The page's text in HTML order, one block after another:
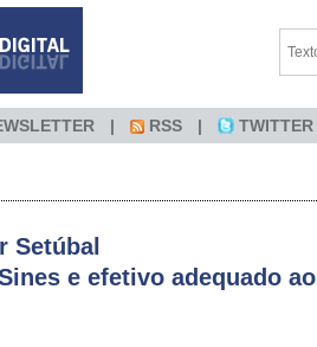
RSS TWITTER
Setúbal
e efetivo adequado ao